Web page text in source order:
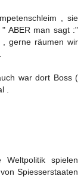
, sie
ABER man sagt :"
, gerne räumen wir
war dort Boss (
.
Weltpolitik spielen
Spiesserstaaten